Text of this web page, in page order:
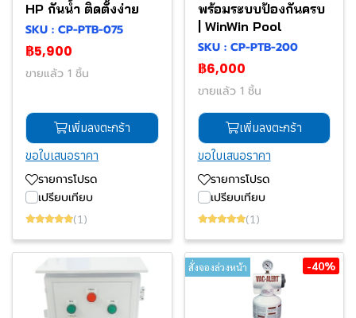
HP กันน้ำ ติดตั้งง่าย
SKU : CP-PTB-075
฿5,900
ขายแล้ว 1 ชิ้น
เพิ่มลงตะกร้า
ขอใบเสนอราคา
รายการโปรด
เปรียบเทียบ
(1)
พร้อมระบบป้องกันครบ
| WinWin Pool
SKU : CP-PTB-200
฿6,000
ขายแล้ว 1 ชิ้น
เพิ่มลงตะกร้า
ขอใบเสนอราคา
รายการโปรด
เปรียบเทียบ
(1)
สั่งจองล่วงหน้า -40%